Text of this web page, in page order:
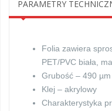
PARAMETRY
Folia zawiera
PET/PVC biała,
Grubość – 490 µm
Klej – akrylowy
Charakterystyka